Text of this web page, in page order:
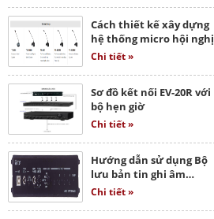
Cách thiết kế xây dựng
hệ thống micro hội nghị
Chi tiết »
Sơ đồ kết nối EV-20R với
bộ hẹn giờ
Chi tiết »
Hướng dẫn sử dụng Bộ
lưu bản tin ghi âm…
Chi tiết »